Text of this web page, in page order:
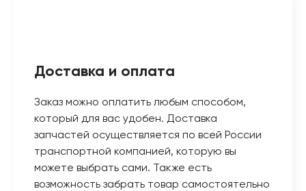
Доставка и оплата
Заказ можно оплатить любым способом,
который для вас удобен. Доставка
запчастей осуществляется по всей России
транспортной компанией, которую вы
можете выбрать сами. Также есть
возможность забрать товар самостоятельно